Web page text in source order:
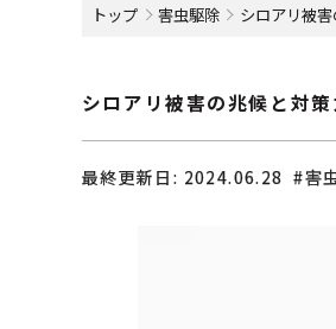
トップ 害虫駆除 シロアリ被
シロアリ被害の兆候と対策
最終更新日: 2024.06.28 #害